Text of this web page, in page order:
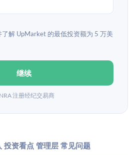
了解 UpMarket 的最低投资额为 5 万美
继续
注册经纪交易商
投资看点 管理层 常见问题